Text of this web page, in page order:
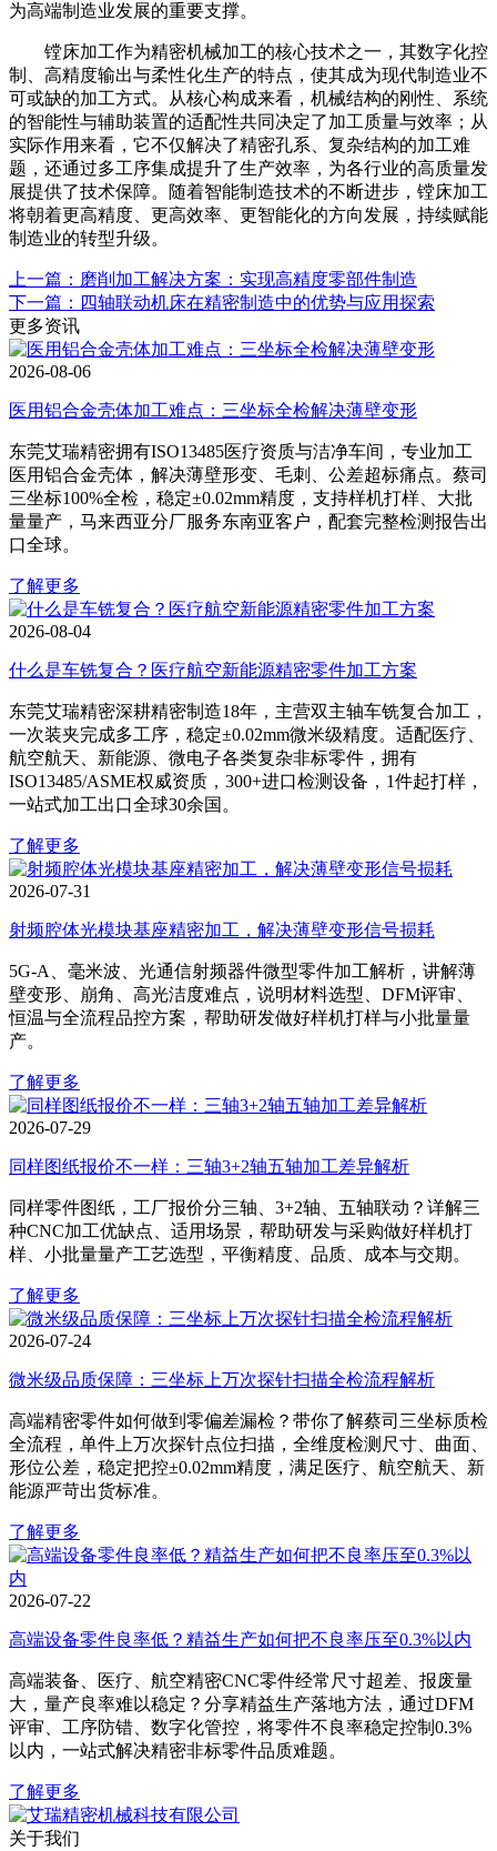
为高端制造业发展的重要支撑。
镗床加工作为精密机械加工的核心技术之一，其数字化控
制、高精度输出与柔性化生产的特点，使其成为现代制造业不
可或缺的加工方式。从核心构成来看，机械结构的刚性、系统
的智能性与辅助装置的适配性共同决定了加工质量与效率；从
实际作用来看，它不仅解决了精密孔系、复杂结构的加工难
题，还通过多工序集成提升了生产效率，为各行业的高质量发
展提供了技术保障。随着智能制造技术的不断进步，镗床加工
将朝着更高精度、更高效率、更智能化的方向发展，持续赋能
制造业的转型升级。
上一篇：磨削加工解决方案：实现高精度零部件制造
下一篇：四轴联动机床在精密制造中的优势与应用探索
更多资讯
2026-08-06
医用铝合金壳体加工难点：三坐标全检解决薄壁变形
东莞艾瑞精密拥有ISO13485医疗资质与洁净车间，专业加工
医用铝合金壳体，解决薄壁形变、毛刺、公差超标痛点。蔡司
三坐标100%全检，稳定±0.02mm精度，支持样机打样、大批
量量产，马来西亚分厂服务东南亚客户，配套完整检测报告出
口全球。
了解更多
2026-08-04
什么是车铣复合？医疗航空新能源精密零件加工方案
东莞艾瑞精密深耕精密制造18年，主营双主轴车铣复合加工，
一次装夹完成多工序，稳定±0.02mm微米级精度。适配医疗、
航空航天、新能源、微电子各类复杂非标零件，拥有
ISO13485/ASME权威资质，300+进口检测设备，1件起打样，
一站式加工出口全球30余国。
了解更多
2026-07-31
射频腔体光模块基座精密加工，解决薄壁变形信号损耗
5G‑A、毫米波、光通信射频器件微型零件加工解析，讲解薄
壁变形、崩角、高光洁度难点，说明材料选型、DFM评审、
恒温与全流程品控方案，帮助研发做好样机打样与小批量量
产。
了解更多
2026-07-29
同样图纸报价不一样：三轴3+2轴五轴加工差异解析
同样零件图纸，工厂报价分三轴、3+2轴、五轴联动？详解三
种CNC加工优缺点、适用场景，帮助研发与采购做好样机打
样、小批量量产工艺选型，平衡精度、品质、成本与交期。
了解更多
2026-07-24
微米级品质保障：三坐标上万次探针扫描全检流程解析
高端精密零件如何做到零偏差漏检？带你了解蔡司三坐标质检
全流程，单件上万次探针点位扫描，全维度检测尺寸、曲面、
形位公差，稳定把控±0.02mm精度，满足医疗、航空航天、新
能源严苛出货标准。
了解更多
2026-07-22
高端设备零件良率低？精益生产如何把不良率压至0.3%以内
高端装备、医疗、航空精密CNC零件经常尺寸超差、报废量
大，量产良率难以稳定？分享精益生产落地方法，通过DFM
评审、工序防错、数字化管控，将零件不良率稳定控制0.3%
以内，一站式解决精密非标零件品质难题。
了解更多
关于我们